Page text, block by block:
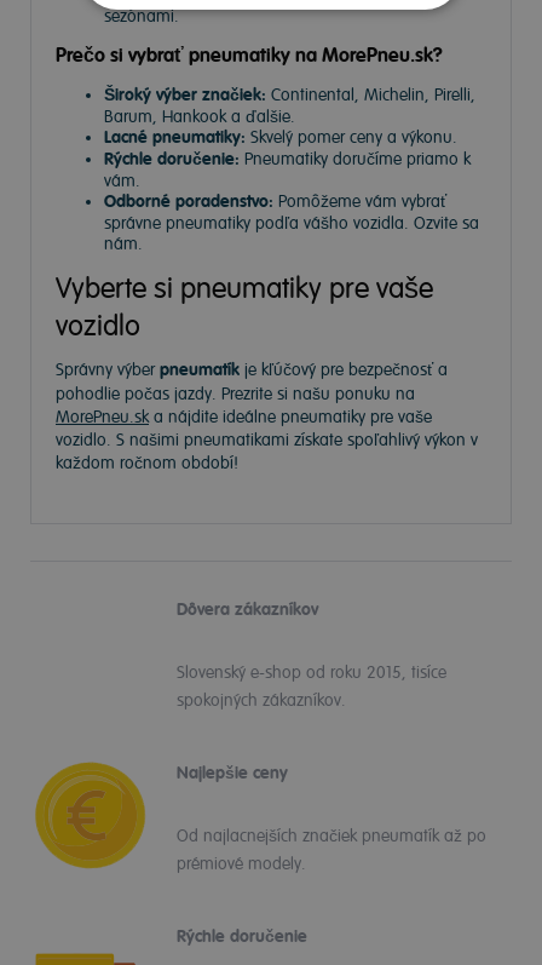
sezónami.
Prečo si vybrať pneumatiky na MorePneu.sk?
Široký výber značiek: Continental, Michelin, Pirelli,
Barum, Hankook a ďalšie.
Lacné pneumatiky: Skvelý pomer ceny a výkonu.
Rýchle doručenie: Pneumatiky doručíme priamo k
vám.
Odborné poradenstvo: Pomôžeme vám vybrať
správne pneumatiky podľa vášho vozidla. Ozvite sa
nám.
Vyberte si pneumatiky pre vaše
vozidlo
Správny výberpneumatík je kľúčový pre bezpečnosť a
pohodlie počas jazdy. Prezrite si našu ponuku na
MorePneu.ska nájdite ideálne pneumatiky pre vaše
vozidlo. S našimi pneumatikami získate spoľahlivý výkon v
každom ročnom období!
Dôvera zákazníkov
Slovenský e-shop od roku 2015, tisíce
spokojných zákazníkov.
Najlepšie ceny
Od najlacnejších značiek pneumatík až po
prémiové modely.
Rýchle doručenie